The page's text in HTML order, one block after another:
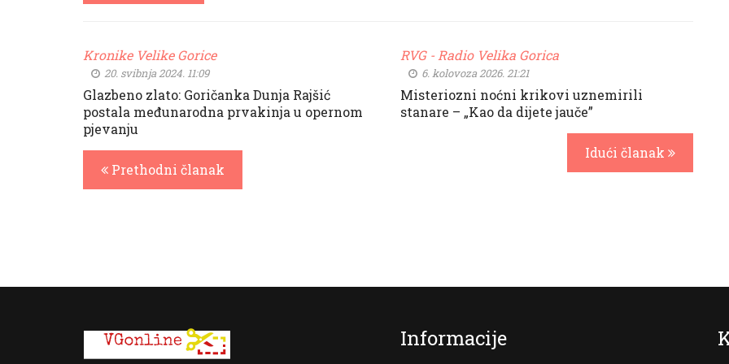
Kronike Velike Gorice
20. svibnja 2024. 11:09
Glazbeno zlato: Goričanka Dunja Rajšić
postala međunarodna prvakinja u opernom
pjevanju
Prethodni članak
RVG - Radio Velika Gorica
6. kolovoza 2026. 21:21
Misteriozni noćni krikovi uznemirili
stanare – „Kao da dijete jauče”
Idući članak
Informacije